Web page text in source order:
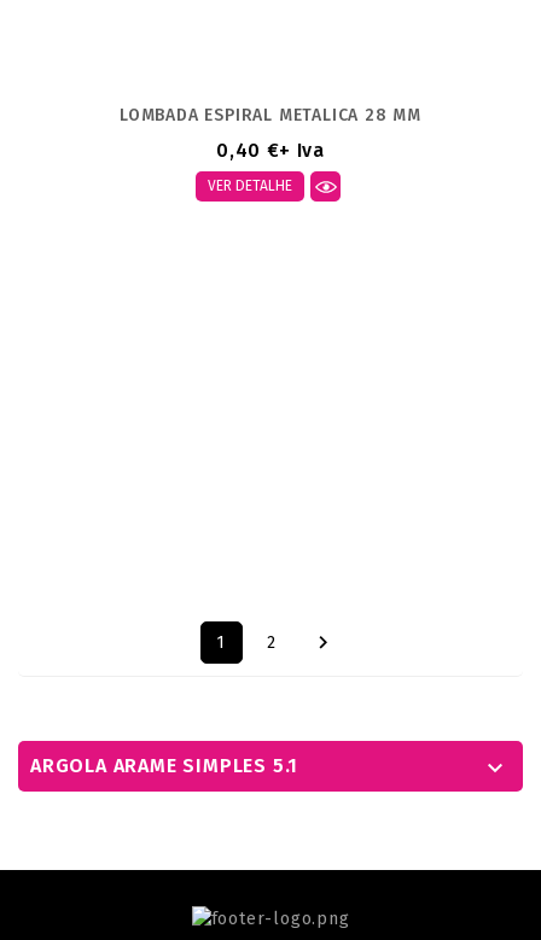
LOMBADA ESPIRAL METALICA 28 MM
0,40 €+ Iva
VER DETALHE
1 2 
ARGOLA ARAME SIMPLES 5.1 